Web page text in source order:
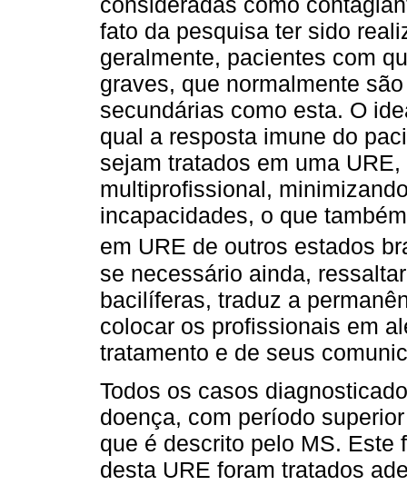
fato da pesquisa ter sido
geralmente, pacientes com
graves, que normalmente
secundárias como esta. O
qual a resposta imune do
sejam tratados em uma
multiprofissional,
incapacidades, o que
em URE de outros estados
se necessário ainda,
bacilíferas, traduz a
colocar os profissionais em
tratamento e de seus
Todos os casos
doença, com período
que é descrito pelo MS. Este
desta URE foram tratados